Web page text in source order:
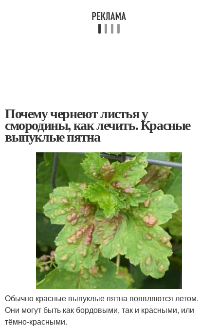
Почему чернеют листья у
смородины, как лечить. Красные
выпуклые пятна
Обычно красные выпуклые пятна появляются летом.
Они могут быть как бордовыми, так и красными, или
тёмно-красными.